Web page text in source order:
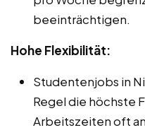
beeinträchtigen.
Hohe Flexibilität:
Studentenjobs in
Regel die höchste
Arbeitszeiten oft